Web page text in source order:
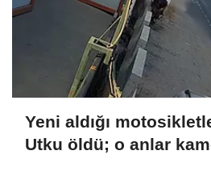
Yeni aldığı
Utku öldü; o anlar